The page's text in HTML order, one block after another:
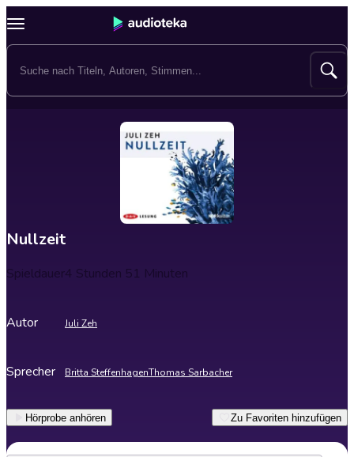
Nullzeit
Spieldauer4 Stunden 51 Minuten
Autor Juli Zeh
Sprecher Britta SteffenhagenThomas Sarbacher
Hörprobe anhören Zu Favoriten hinzufügen